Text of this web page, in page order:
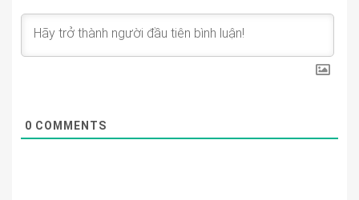
0 COMMENTS